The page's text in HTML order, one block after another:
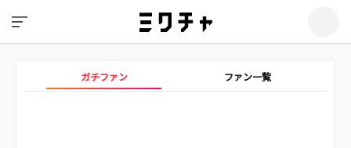
ガチファン ファン一覧